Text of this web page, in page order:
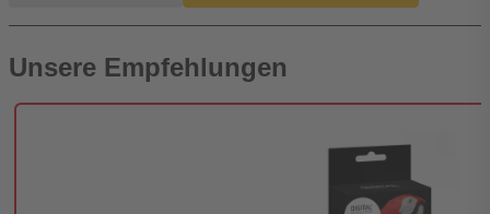
Unsere Empfehlungen